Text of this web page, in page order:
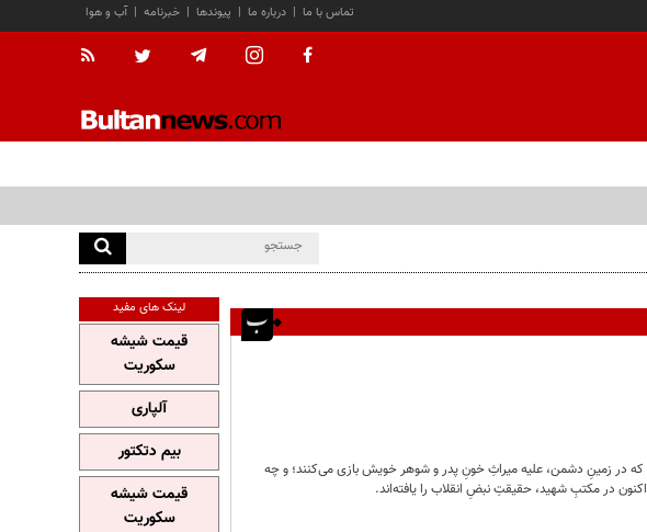
آب و هوا | خبرنامه | پیوندها | درباره ما | تماس با ما
در زمینِ دشمن، علیه میراثِ خونِ پدر و شوهر خویش بازی می‌کنند؛ و چه
در مکتبِ شهید، حقیقتِ نبضِ انقلاب را یافته‌اند.
لینک های مفید
قیمت شیشه
سکوریت
آلپاری
بیم دتکتور
قیمت شیشه
سکوریت